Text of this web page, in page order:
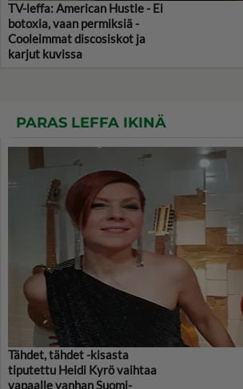
TV-leffa: American Hustle - Ei
botoxia, vaan permiksiä -
Cooleimmat discosiskot ja
karjut kuvissa
PARAS LEFFA IKINÄ
Tähdet, tähdet -kisasta
tiputettu Heidi Kyrö vaihtaa
vapaalle vanhan Suomi-